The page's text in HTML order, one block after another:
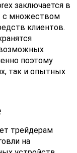
заключается в
с множеством
клиентов.
поэтому
так и опытных
трейдерам
на